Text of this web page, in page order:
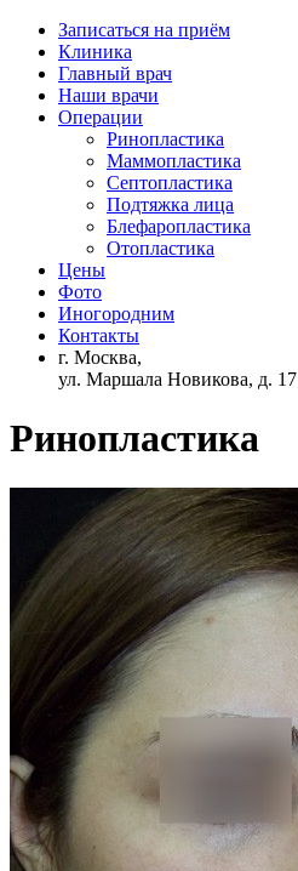
Записаться на приём
Клиника
Главный врач
Наши врачи
Операции
Ринопластика
Маммопластика
Септопластика
Подтяжка лица
Блефаропластика
Отопластика
Цены
Фото
Иногородним
Контакты
г. Москва,
ул. Маршала Новикова, д. 17
Ринопластика